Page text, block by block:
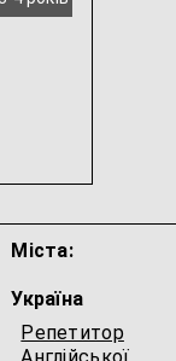
школярів
Міста:
Україна
Репетитор